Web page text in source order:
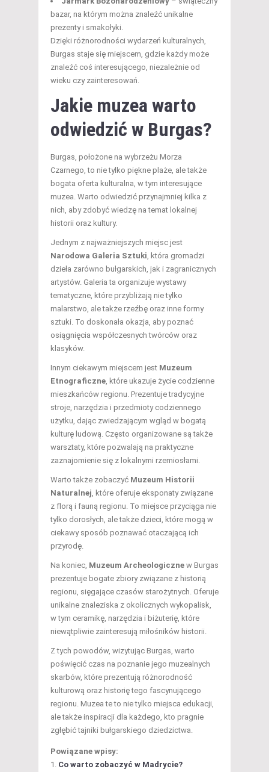
bazar, na którym można znaleźć unikalne
prezenty i smakołyki.
Dzięki różnorodności wydarzeń kulturalnych,
Burgas staje się miejscem, gdzie każdy może
znaleźć coś interesującego, niezależnie od
wieku czy zainteresowań.
Jakie muzea warto
odwiedzić w Burgas?
Burgas, położone na wybrzeżu Morza
Czarnego, to nie tylko piękne plaże, ale także
bogata oferta kulturalna, w tym interesujące
muzea. Warto odwiedzić przynajmniej kilka z
nich, aby zdobyć wiedzę na temat lokalnej
historii oraz kultury.
Jednym z najważniejszych miejsc jest
Narodowa Galeria Sztuki , która gromadzi
dzieła zarówno bułgarskich, jak i zagranicznych
artystów. Galeria ta organizuje wystawy
tematyczne, które przybliżają nie tylko
malarstwo, ale także rzeźbę oraz inne formy
sztuki. To doskonała okazja, aby poznać
osiągnięcia współczesnych twórców oraz
klasyków.
Innym ciekawym miejscem jest Muzeum
Etnograficzne , które ukazuje życie codzienne
mieszkańców regionu. Prezentuje tradycyjne
stroje, narzędzia i przedmioty codziennego
użytku, dając zwiedzającym wgląd w bogatą
kulturę ludową. Często organizowane są także
warsztaty, które pozwalają na praktyczne
zaznajomienie się z lokalnymi rzemiosłami.
Warto także zobaczyć Muzeum Historii
Naturalnej , które oferuje eksponaty związane
z florą i fauną regionu. To miejsce przyciąga nie
tylko dorosłych, ale także dzieci, które mogą w
ciekawy sposób poznawać otaczającą ich
przyrodę.
Na koniec, Muzeum Archeologiczne w Burgas
prezentuje bogate zbiory związane z historią
regionu, sięgające czasów starożytnych. Oferuje
unikalne znaleziska z okolicznych wykopalisk,
w tym ceramikę, narzędzia i biżuterię, które
niewątpliwie zainteresują miłośników historii.
Z tych powodów, wizytując Burgas, warto
poświęcić czas na poznanie jego muzealnych
skarbów, które prezentują różnorodność
kulturową oraz historię tego fascynującego
regionu. Muzea te to nie tylko miejsca edukacji,
ale także inspiracji dla każdego, kto pragnie
zgłębić tajniki bułgarskiego dziedzictwa.
Powiązane wpisy:
Co warto zobaczyć w Madrycie?